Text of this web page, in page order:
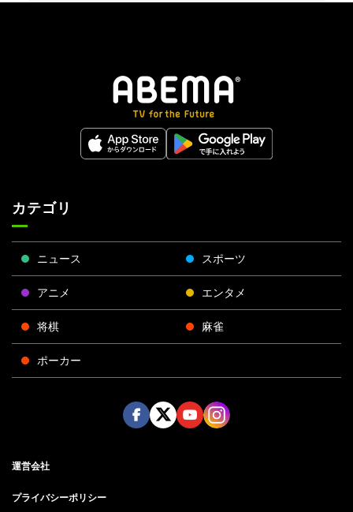
カテゴリ
ニュース スポーツ
アニメ エンタメ
将棋 麻雀
ポーカー
運営会社
プライバシーポリシー